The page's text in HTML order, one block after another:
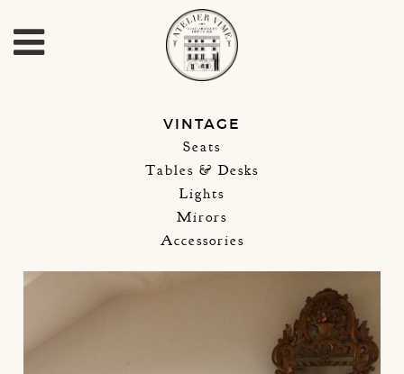
VINTAGE
Seats
Tables & Desks
Lights
Mirors
Accessories